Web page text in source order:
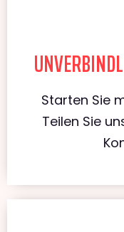
Starten Sie
Teilen Sie